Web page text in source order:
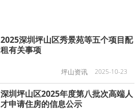
2025深圳坪山区秀景苑等五个项目配
租有关事项
坪山资讯 2025-10-23
深圳坪山区2025年度第八批次高端人
才申请住房的信息公示